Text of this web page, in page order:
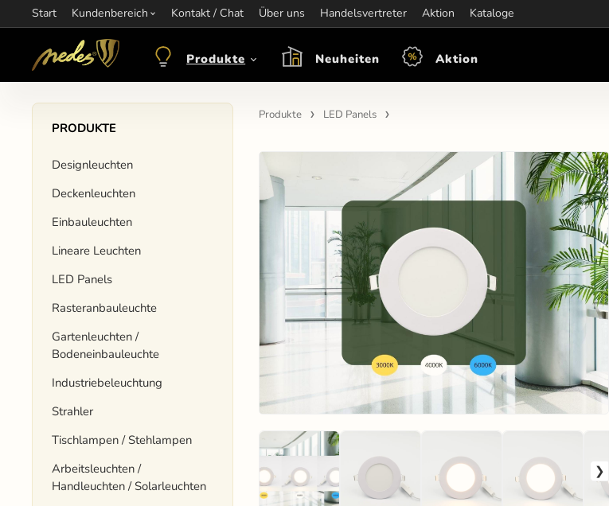
Start Kundenbereich Kontakt / Chat Über uns Handelsvertreter Aktion Kataloge
Information:nagel@nedes.sk Kontakt: 00436606304010 Öffnungszeiten:Mon-Fre: 7:30 - 15:30
Produkte Neuheiten Aktion
PRODUKTE
Designleuchten
Deckenleuchten
Einbauleuchten
Lineare Leuchten
LED Panels
Rasteranbauleuchte
Gartenleuchten /
Bodeneinbauleuchte
Industriebeleuchtung
Strahler
Tischlampen / Stehlampen
Arbeitsleuchten /
Handleuchten / Solarleuchten
Produkte LED Panels